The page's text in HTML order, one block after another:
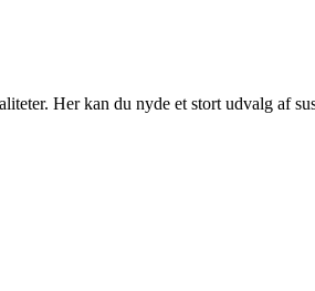
Her kan du nyde et stort udvalg af